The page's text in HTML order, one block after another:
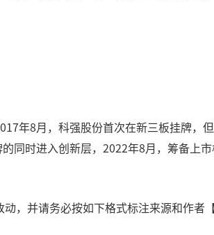
年8月，科强股份首次在新三板挂牌，
同时进入创新层，2022年8月，筹备上
，并请务必按如下格式标注来源和作者